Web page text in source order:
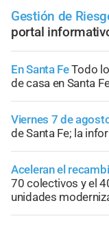
Gestión de
portal
En Santa FeTodo
de casa en Santa
Viernes 7 de
de Santa Fe; la
Aceleran el
70 colectivos y el
unidades